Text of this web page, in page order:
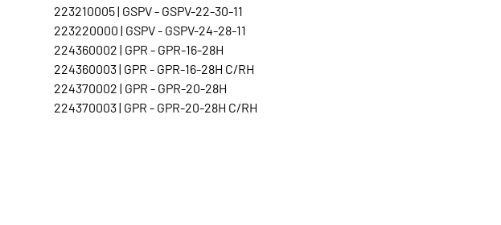
223210005 | GSPV - GSPV-22-30-11
223220000 | GSPV - GSPV-24-28-11
224360002 | GPR - GPR-16-28H
224360003 | GPR - GPR-16-28H C/RH
224370002 | GPR - GPR-20-28H
224370003 | GPR - GPR-20-28H C/RH